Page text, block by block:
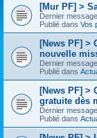
[Mur PF] >
Dernier
Publié dans Vos
[News PF] >
nouvelle
Dernier
Publié dans
[News PF] >
gratuite dès
Dernier
Publié dans